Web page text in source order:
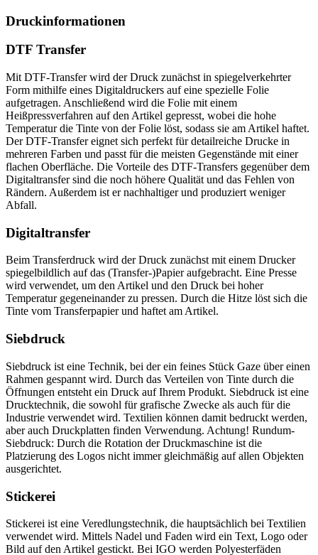
Druckinformationen
DTF Transfer
Mit DTF-Transfer wird der Druck zunächst in spiegelverkehrter
Form mithilfe eines Digitaldruckers auf eine spezielle Folie
aufgetragen. Anschließend wird die Folie mit einem
Heißpressverfahren auf den Artikel gepresst, wobei die hohe
Temperatur die Tinte von der Folie löst, sodass sie am Artikel haftet.
Der DTF-Transfer eignet sich perfekt für detailreiche Drucke in
mehreren Farben und passt für die meisten Gegenstände mit einer
flachen Oberfläche. Die Vorteile des DTF-Transfers gegenüber dem
Digitaltransfer sind die noch höhere Qualität und das Fehlen von
Rändern. Außerdem ist er nachhaltiger und produziert weniger
Abfall.
Digitaltransfer
Beim Transferdruck wird der Druck zunächst mit einem Drucker
spiegelbildlich auf das (Transfer-)Papier aufgebracht. Eine Presse
wird verwendet, um den Artikel und den Druck bei hoher
Temperatur gegeneinander zu pressen. Durch die Hitze löst sich die
Tinte vom Transferpapier und haftet am Artikel.
Siebdruck
Siebdruck ist eine Technik, bei der ein feines Stück Gaze über einen
Rahmen gespannt wird. Durch das Verteilen von Tinte durch die
Öffnungen entsteht ein Druck auf Ihrem Produkt. Siebdruck ist eine
Drucktechnik, die sowohl für grafische Zwecke als auch für die
Industrie verwendet wird. Textilien können damit bedruckt werden,
aber auch Druckplatten finden Verwendung. Achtung! Rundum-
Siebdruck: Durch die Rotation der Druckmaschine ist die
Platzierung des Logos nicht immer gleichmäßig auf allen Objekten
ausgerichtet.
Stickerei
Stickerei ist eine Veredlungstechnik, die hauptsächlich bei Textilien
verwendet wird. Mittels Nadel und Faden wird ein Text, Logo oder
Bild auf den Artikel gestickt. Bei IGO werden Polyesterfäden